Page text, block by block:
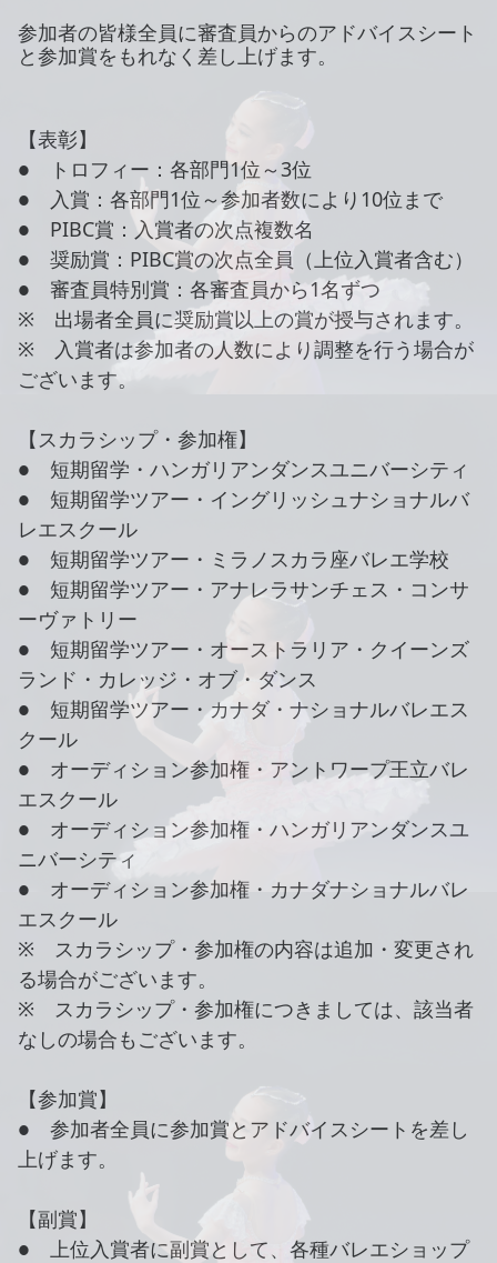
参加者の皆様全員に審査員からのアドバイスシート
と参加賞をもれなく差し上げます。
【表彰】
● トロフィー：各部門1位～3位
● 入賞：各部門1位～参加者数により10位まで
● PIBC賞：入賞者の次点複数名
● 奨励賞：PIBC賞の次点全員（上位入賞者含む）
● 審査員特別賞：各審査員から1名ずつ
※ 出場者全員に奨励賞以上の賞が授与されます。
※ 入賞者は参加者の人数により調整を行う場合が
ございます。
【スカラシップ・参加権】
● 短期留学・ハンガリアンダンスユニバーシティ
● 短期留学ツアー・イングリッシュナショナルバ
レエスクール
● 短期留学ツアー・ミラノスカラ座バレエ学校
● 短期留学ツアー・アナレラサンチェス・コンサ
ーヴァトリー
● 短期留学ツアー・オーストラリア・クイーンズ
ランド・カレッジ・オブ・ダンス
● 短期留学ツアー・カナダ・ナショナルバレエス
クール
● オーディション参加権・アントワープ王立バレ
エスクール
● オーディション参加権・ハンガリアンダンスユ
ニバーシティ
● オーディション参加権・カナダナショナルバレ
エスクール
※ スカラシップ・参加権の内容は追加・変更され
る場合がございます。
※ スカラシップ・参加権につきましては、該当者
なしの場合もございます。
【参加賞】
● 参加者全員に参加賞とアドバイスシートを差し
上げます。
【副賞】
● 上位入賞者に副賞として、各種バレエショップ